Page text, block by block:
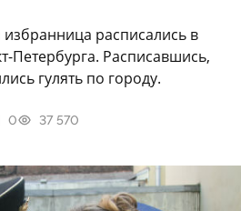
избранница расписались в
Петербурга. Расписавшись,
гулять по городу.
0 37 570